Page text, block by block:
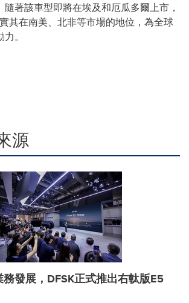
隨著該車型即將在埃及和厄瓜多爾上市，
其在南美、北非等市場的地位，為全球
。
源
發展，DFSK正式推出右軚版E5